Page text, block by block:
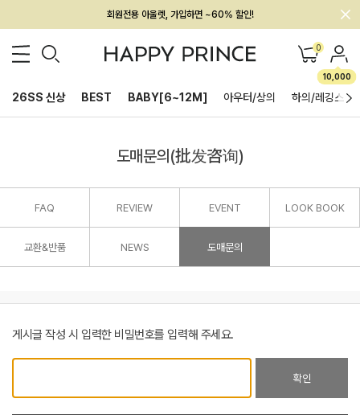
회원전용 아울렛, 가입하면 ~60% 할인!
멤버십 최대 28,000원 혜택 0
10,000
26SS 신상 BEST BABY[6~12M] 아우터/상의 하의/레깅스
도매문의(批发咨询)
FAQ REVIEW EVENT LOOK BOOK
교환&반품 NEWS 도매문의
게시글 작성 시 입력한 비밀번호를 입력해 주세요.
확인